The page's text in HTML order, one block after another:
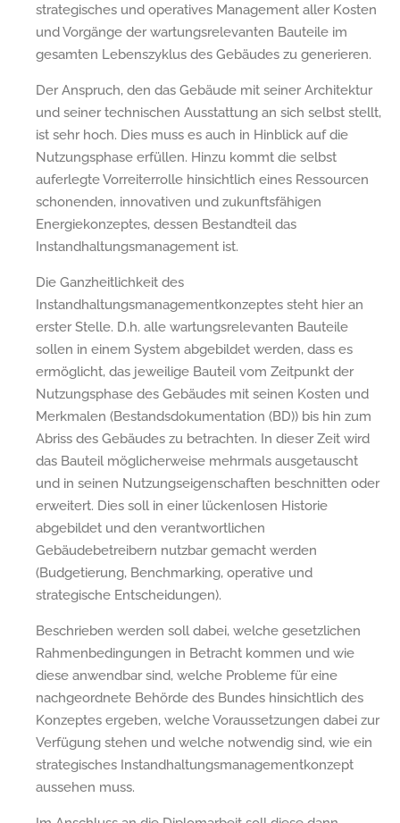
strategisches und operatives Management aller Kosten
und Vorgänge der wartungsrelevanten Bauteile im
gesamten Lebenszyklus des Gebäudes zu generieren.
Der Anspruch, den das Gebäude mit seiner Architektur
und seiner technischen Ausstattung an sich selbst stellt,
ist sehr hoch. Dies muss es auch in Hinblick auf die
Nutzungsphase erfüllen. Hinzu kommt die selbst
auferlegte Vorreiterrolle hinsichtlich eines Ressourcen
schonenden, innovativen und zukunftsfähigen
Energiekonzeptes, dessen Bestandteil das
Instandhaltungsmanagement ist.
Die Ganzheitlichkeit des
Instandhaltungsmanagementkonzeptes steht hier an
erster Stelle. D.h. alle wartungsrelevanten Bauteile
sollen in einem System abgebildet werden, dass es
ermöglicht, das jeweilige Bauteil vom Zeitpunkt der
Nutzungsphase des Gebäudes mit seinen Kosten und
Merkmalen (Bestandsdokumentation (BD)) bis hin zum
Abriss des Gebäudes zu betrachten. In dieser Zeit wird
das Bauteil möglicherweise mehrmals ausgetauscht
und in seinen Nutzungseigenschaften beschnitten oder
erweitert. Dies soll in einer lückenlosen Historie
abgebildet und den verantwortlichen
Gebäudebetreibern nutzbar gemacht werden
(Budgetierung, Benchmarking, operative und
strategische Entscheidungen).
Beschrieben werden soll dabei, welche gesetzlichen
Rahmenbedingungen in Betracht kommen und wie
diese anwendbar sind, welche Probleme für eine
nachgeordnete Behörde des Bundes hinsichtlich des
Konzeptes ergeben, welche Voraussetzungen dabei zur
Verfügung stehen und welche notwendig sind, wie ein
strategisches Instandhaltungsmanagementkonzept
aussehen muss.